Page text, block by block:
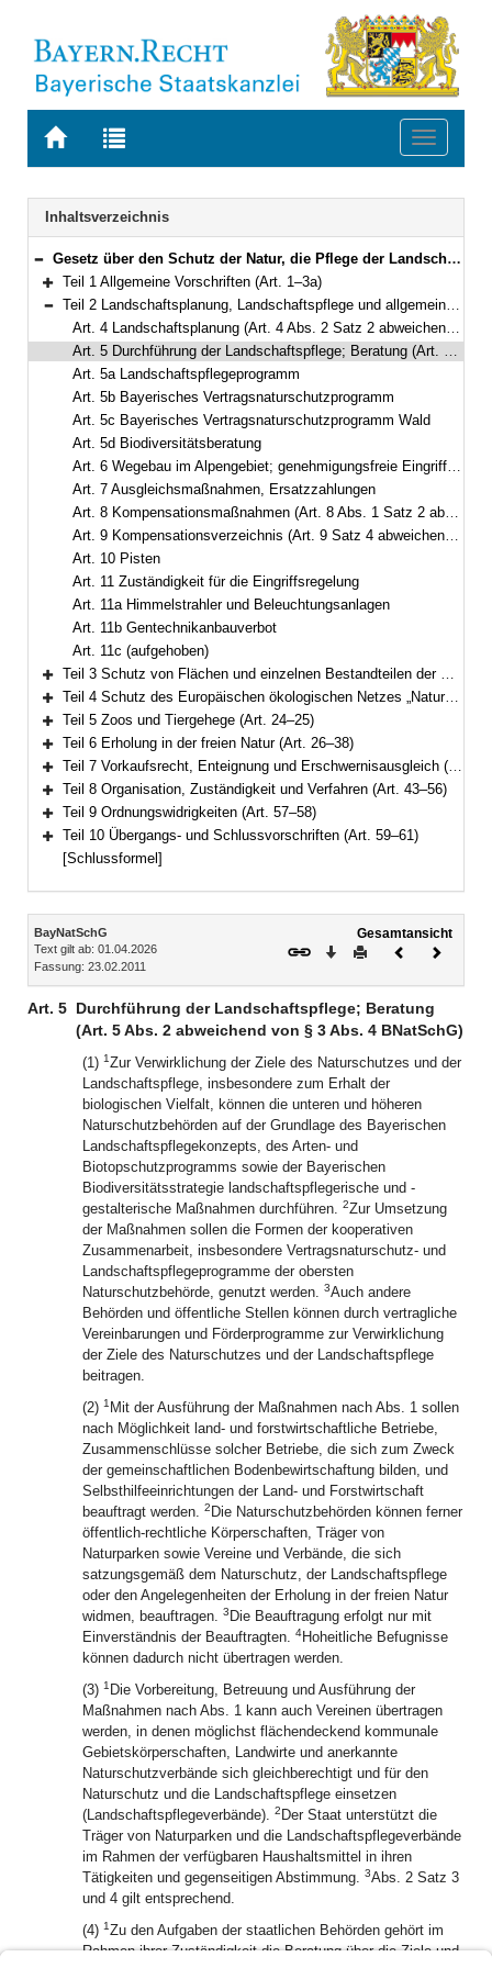
Zur
BAYERN.RECHT
Zur
letzten
Suche
Toggle
Navigation
Inhaltsverzeichnis
Bereich reduzieren
Gesetz über den Schutz der Natur, die Pflege der Landschaft und die Erholung in der freien Natur (Bayerisches Naturschutzgesetz – BayNatSchG) Vom 23. Februar 2011 (GVBl. S. 82) BayRS 791-1-U (Art. 1–61)
Bereich erweitern
Teil 1 Allgemeine Vorschriften (Art. 1–3a)
Bereich reduzieren
Teil 2 Landschaftsplanung, Landschaftspflege und allgemeiner Schutz von Natur und Landschaft (Art. 4–11c)
Art. 4 Landschaftsplanung (Art. 4 Abs. 2 Satz 2 abweichend von § 11 Abs. 2 Satz 2 BNatSchG)
Art. 5 Durchführung der Landschaftspflege; Beratung (Art. 5 Abs. 2 abweichend von § 3 Abs. 4 BNatSchG)
Art. 5a Landschaftspflegeprogramm
Art. 5b Bayerisches Vertragsnaturschutzprogramm
Art. 5c Bayerisches Vertragsnaturschutzprogramm Wald
Art. 5d Biodiversitätsberatung
Art. 6 Wegebau im Alpengebiet; genehmigungsfreie Eingriffe; Land-, Forst- und Fischereiwirtschaft (Art. 6 Abs. 1 bis 3 abweichend von § 17 Abs. 3 BNatSchG; Art. 6 Abs. 4 abweichend von § 14 Abs. 2 BNatSchG; Art. 6 Abs. 5 abweichend von § 14 Abs. 3 BNatSchG)
Art. 7 Ausgleichsmaßnahmen, Ersatzzahlungen
Art. 8 Kompensationsmaßnahmen (Art. 8 Abs. 1 Satz 2 abweichend von § 14 Abs. 3 BNatSchG; Art. 8 Abs. 3 abweichend von § 15 Abs. 7 und 8 BNatSchG)
Art. 9 Kompensationsverzeichnis (Art. 9 Satz 4 abweichend von § 17 Abs. 6 BNatSchG)
Art. 10 Pisten
Art. 11 Zuständigkeit für die Eingriffsregelung
Art. 11a Himmelstrahler und Beleuchtungsanlagen
Art. 11b Gentechnikanbauverbot
Art. 11c (aufgehoben)
Bereich erweitern
Teil 3 Schutz von Flächen und einzelnen Bestandteilen der Natur (Art. 12–19)
Bereich erweitern
Teil 4 Schutz des Europäischen ökologischen Netzes „Natura 2000“, gesetzlicher Schutz von Biotopen (Art. 20–23a)
Bereich erweitern
Teil 5 Zoos und Tiergehege (Art. 24–25)
Bereich erweitern
Teil 6 Erholung in der freien Natur (Art. 26–38)
Bereich erweitern
Teil 7 Vorkaufsrecht, Enteignung und Erschwernisausgleich (Art. 39–42)
Bereich erweitern
Teil 8 Organisation, Zuständigkeit und Verfahren (Art. 43–56)
Bereich erweitern
Teil 9 Ordnungswidrigkeiten (Art. 57–58)
Bereich erweitern
Teil 10 Übergangs- und Schlussvorschriften (Art. 59–61)
[Schlussformel]
Inhalt
BayNatSchG
Text gilt ab: 01.04.2026
Fassung: 23.02.2011
Gesamtansicht
Download
DruckenVorheriges
Art. 5 Durchführung der Landschaftspflege; Beratung
(Art. 5 Abs. 2 abweichend von § 3 Abs. 4 BNatSchG)
(1) 1Zur Verwirklichung der Ziele des Naturschutzes und der
Landschaftspflege, insbesondere zum Erhalt der
biologischen Vielfalt, können die unteren und höheren
Naturschutzbehörden auf der Grundlage des Bayerischen
Landschaftspflegekonzepts, des Arten- und
Biotopschutzprogramms sowie der Bayerischen
Biodiversitätsstrategie landschaftspflegerische und -
gestalterische Maßnahmen durchführen. 2Zur Umsetzung
der Maßnahmen sollen die Formen der kooperativen
Zusammenarbeit, insbesondere Vertragsnaturschutz- und
Landschaftspflegeprogramme der obersten
Naturschutzbehörde, genutzt werden. 3Auch andere
Behörden und öffentliche Stellen können durch vertragliche
Vereinbarungen und Förderprogramme zur Verwirklichung
der Ziele des Naturschutzes und der Landschaftspflege
beitragen.
(2) 1 Mit der Ausführung der Maßnahmen nach Abs. 1 sollen
nach Möglichkeit land- und forstwirtschaftliche Betriebe,
Zusammenschlüsse solcher Betriebe, die sich zum Zweck
der gemeinschaftlichen Bodenbewirtschaftung bilden, und
Selbsthilfeeinrichtungen der Land- und Forstwirtschaft
beauftragt werden. 2 Die Naturschutzbehörden können ferner
öffentlich-rechtliche Körperschaften, Träger von
Naturparken sowie Vereine und Verbände, die sich
satzungsgemäß dem Naturschutz, der Landschaftspflege
oder den Angelegenheiten der Erholung in der freien Natur
widmen, beauftragen. 3 Die Beauftragung erfolgt nur mit
Einverständnis der Beauftragten. 4Hoheitliche Befugnisse
können dadurch nicht übertragen werden.
(3) 1 Die Vorbereitung, Betreuung und Ausführung der
Maßnahmen nach Abs. 1 kann auch Vereinen übertragen
werden, in denen möglichst flächendeckend kommunale
Gebietskörperschaften, Landwirte und anerkannte
Naturschutzverbände sich gleichberechtigt und für den
Naturschutz und die Landschaftspflege einsetzen
(Landschaftspflegeverbände). 2 Der Staat unterstützt die
Träger von Naturparken und die Landschaftspflegeverbände
im Rahmen der verfügbaren Haushaltsmittel in ihren
Tätigkeiten und gegenseitigen Abstimmung. 3Abs. 2 Satz 3
und 4 gilt entsprechend.
(4) 1Zu den Aufgaben der staatlichen Behörden gehört im
Rahmen ihrer Zuständigkeit die Beratung über die Ziele und